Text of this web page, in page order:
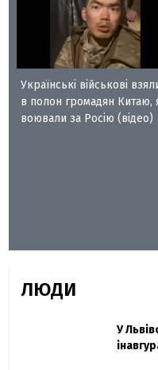
Українські військові
в полон громадян Китаю,
воювали за Росію (відео)
ЛЮДИ
Павло
У